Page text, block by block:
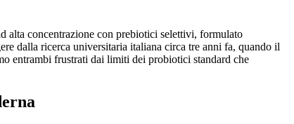
alta concentrazione con prebiotici selettivi, formulato
dalla ricerca universitaria italiana circa tre anni fa, quando il
entrambi frustrati dai limiti dei probiotici standard che